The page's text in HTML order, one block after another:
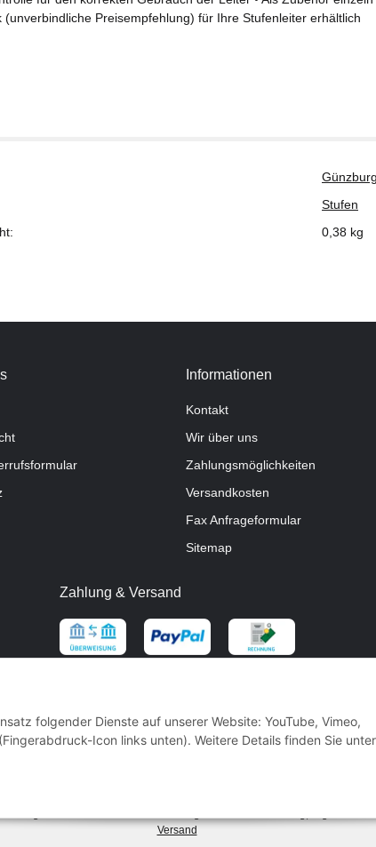
(unverbindliche Preisempfehlung) für Ihre Stufenleiter erhältlich
Stufen
0,38 kg
Informationen
Kontakt
Wir über uns
Zahlungsmöglichkeiten
Versandkosten
Fax Anfrageformular
Sitemap
Zahlung & Versand
Versand
folgender Dienste auf unserer Website: YouTube, Vimeo,
Icon links unten). Weitere Details finden Sie unter